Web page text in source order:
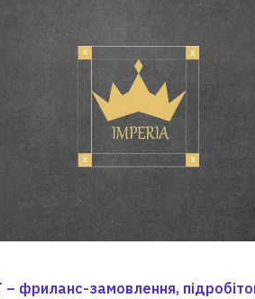
– фриланс-замовлення,